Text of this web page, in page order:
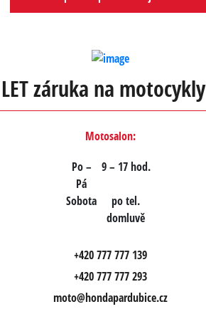
záruka na motocykly
Motosalon:
Po –
Pá
9 – 17 hod.
Sobota
po tel.
domluvě
+420 777 777 139
+420 777 777 293
moto@hondapardubice.cz